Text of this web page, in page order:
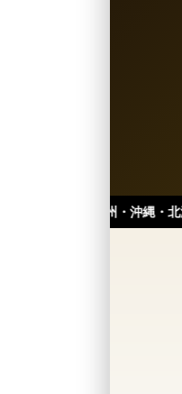
縄・北海道は+１日 離島な